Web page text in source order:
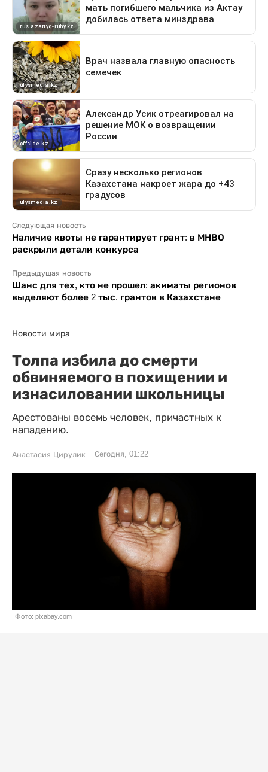
Следующая новость
Наличие квоты не гарантирует грант: в МНВО
раскрыли детали конкурса
Предыдущая новость
Шанс для тех, кто не прошел: акиматы регионов
выделяют более 2 тыс. грантов в Казахстане
Новости мира
Толпа избила до смерти
обвиняемого в похищении и
изнасиловании школьницы
Арестованы восемь человек, причастных к
нападению.
Анастасия Цирулик Сегодня, 01:22
Фото: pixabay.com